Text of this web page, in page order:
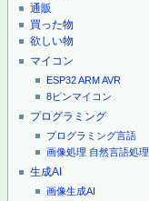
通販
買った物
欲しい物
マイコン
ESP32ARMAVR
8ピンマイコン
プログラミング
プログラミング言語
画像処理 自然言語処理
生成AI
画像生成AI